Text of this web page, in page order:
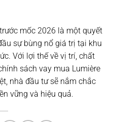
mốc 2026 là một quyết
sự bùng nổ giá trị tại khu
Với lợi thế về vị trí, chất
sách vay mua Lumière
nhà đầu tư sẽ nắm chắc
vững và hiệu quả.